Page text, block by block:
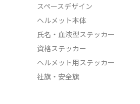
スペースデザイン
ヘルメット本体
氏名・血液型ステッカー
資格ステッカー
ヘルメット用ステッカー
社旗・安全旗